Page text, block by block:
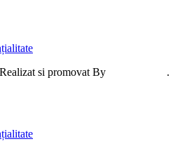
si promovat By .